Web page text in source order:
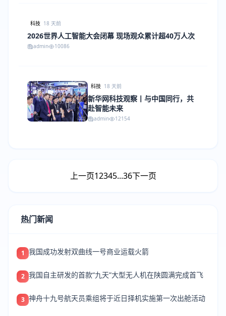
科技 18 天前
2026世界人工智能大会闭幕 现场观众累计超40万人次
admin 10086
科技 18 天前
新华网科技观察丨与中国同行，共
赴智能未来
admin 12154
上一页12345...36下一页
热门新闻
1 我国成功发射双曲线一号商业运载火箭
2 我国自主研发的首款“九天”大型无人机在陕圆满完成首飞
3 神舟十九号航天员乘组将于近日择机实施第一次出舱活动